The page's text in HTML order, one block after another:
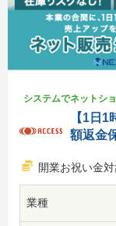
システムでネットシ
【1日
額返金
開業お祝い金
業種